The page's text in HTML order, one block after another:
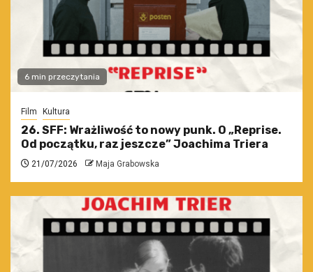
6 min przeczytania
Film Kultura
26. SFF: Wrażliwość to nowy punk. O „Reprise.
Od początku, raz jeszcze” Joachima Triera
21/07/2026 Maja Grabowska